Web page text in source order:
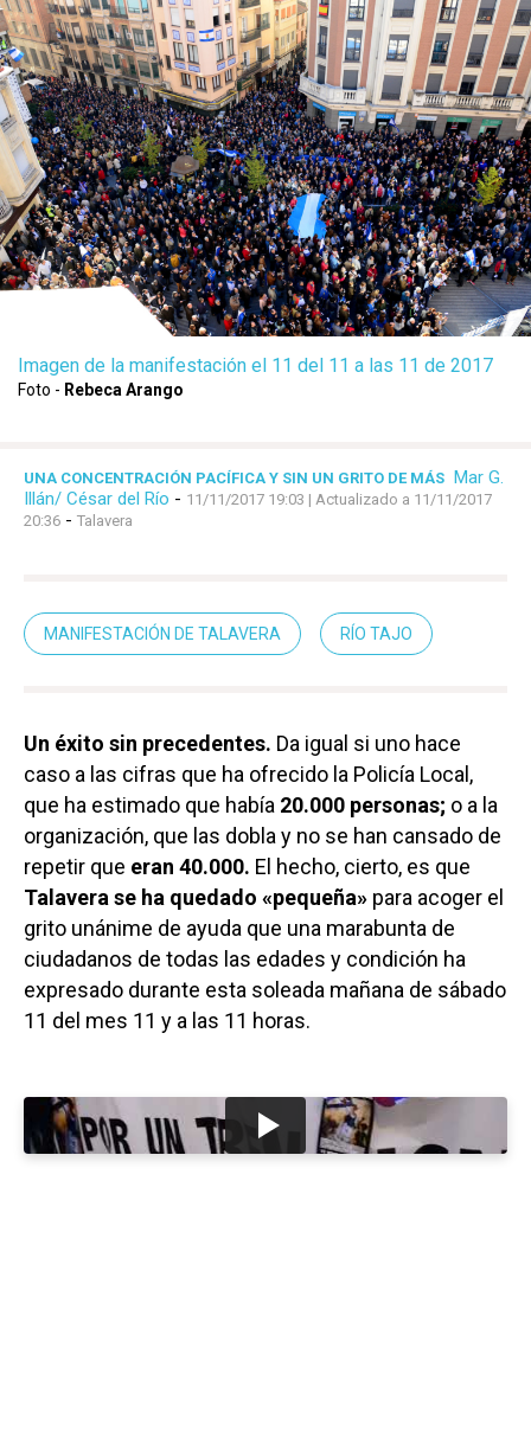
Imagen de la manifestación el 11 del 11 a las 11 de 2017
Foto - Rebeca Arango
UNA CONCENTRACIÓN PACÍFICA Y SIN UN GRITO DE MÁS
Mar G.
Illán/ César del Río - 11/11/2017 19:03 | Actualizado a 11/11/2017
20:36 - Talavera
MANIFESTACIÓN DE TALAVERA RÍO TAJO
Un éxito sin precedentes. Da igual si uno hace
caso a las cifras que ha ofrecido la Policía Local,
que ha estimado que había 20.000 personas; o a la
organización, que las dobla y no se han cansado de
repetir que eran 40.000. El hecho, cierto, es que
Talavera se ha quedado «pequeña» para acoger el
grito unánime de ayuda que una marabunta de
ciudadanos de todas las edades y condición ha
expresado durante esta soleada mañana de sábado
11 del mes 11 y a las 11 horas.